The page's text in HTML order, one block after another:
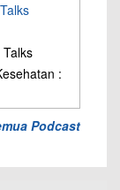
:
Podcast